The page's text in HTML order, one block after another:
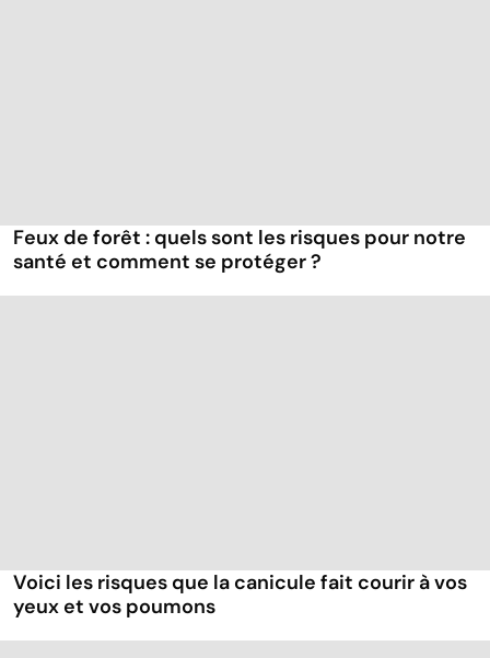
Feux de forêt : quels sont les risques pour notre
santé et comment se protéger ?
Voici les risques que la canicule fait courir à vos
yeux et vos poumons